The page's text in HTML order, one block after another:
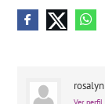
rosalyn